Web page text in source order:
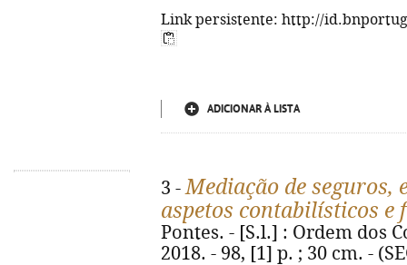
Link persistente: http://
ADICIONAR À LISTA
3 -Mediação de seguros,
aspetos contabilísticos e
Pontes. - [S.l.] : Ordem dos
2018. - 98, [1] p. ; 30 cm. -